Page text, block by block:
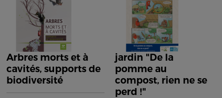
Arbres morts et à
cavités, supports de
biodiversité
jardin "De la
pomme au
compost, rien ne se
perd !"